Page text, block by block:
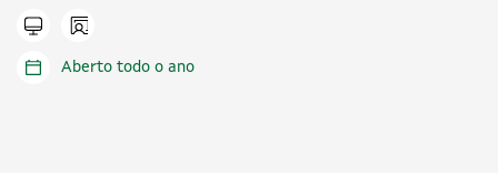
Tramitar en liña
Icono presencial
Aberto todo o ano